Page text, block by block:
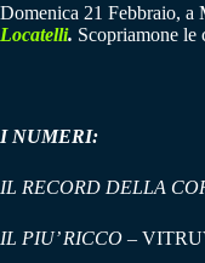
Domenica 21 Febbraio, a
Locatelli. Scopriamone le
I NUMERI:
IL RECORD DELLA
IL PIU’ RICCO –